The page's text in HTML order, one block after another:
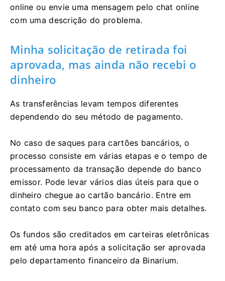
online ou envie uma mensagem pelo chat online
com uma descrição do problema.
Minha solicitação de retirada foi
aprovada, mas ainda não recebi o
dinheiro
As transferências levam tempos diferentes
dependendo do seu método de pagamento.
No caso de saques para cartões bancários, o
processo consiste em várias etapas e o tempo de
processamento da transação depende do banco
emissor. Pode levar vários dias úteis para que o
dinheiro chegue ao cartão bancário. Entre em
contato com seu banco para obter mais detalhes.
Os fundos são creditados em carteiras eletrônicas
em até uma hora após a solicitação ser aprovada
pelo departamento financeiro da Binarium.